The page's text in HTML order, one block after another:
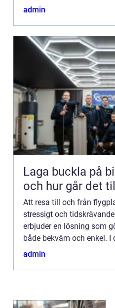
fördelarna me...
admin
Laga buckla på bil vad lönar
och hur går det
Att resa till och från
stressigt och
erbjuder en lösning som
både bekväm och enkel.
fördelarna me...
admin